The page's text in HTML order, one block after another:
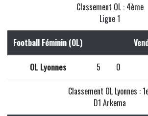
Classement OL : 4ème
Ligue 1
Football Féminin (OL)
OL Lyonnes 5 0
Classement OL Lyonnes :
D1 Arkema